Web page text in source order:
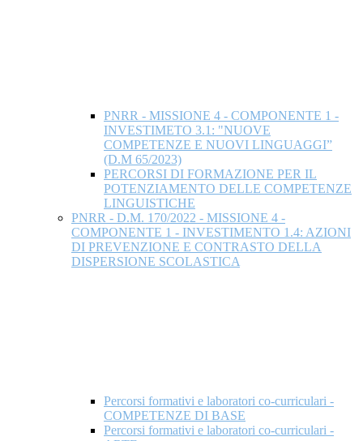
PNRR - MISSIONE 4 - COMPONENTE 1 -
INVESTIMETO 3.1: "NUOVE
COMPETENZE E NUOVI LINGUAGGI”
(D.M 65/2023)
PERCORSI DI FORMAZIONE PER IL
POTENZIAMENTO DELLE COMPETENZE
LINGUISTICHE
PNRR - D.M. 170/2022 - MISSIONE 4 -
COMPONENTE 1 - INVESTIMENTO 1.4: AZIONI
DI PREVENZIONE E CONTRASTO DELLA
DISPERSIONE SCOLASTICA
Percorsi formativi e laboratori co-curriculari -
COMPETENZE DI BASE
Percorsi formativi e laboratori co-curriculari -